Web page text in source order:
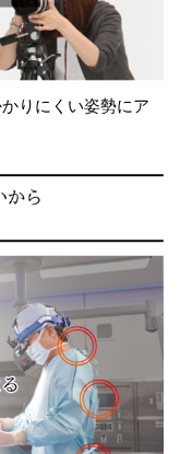
りにくい姿勢にア